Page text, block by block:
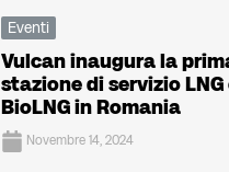
Eventi
Vulcan inaugura la
stazione di servizio LNG
BioLNG in Romania
Novembre 14, 2024